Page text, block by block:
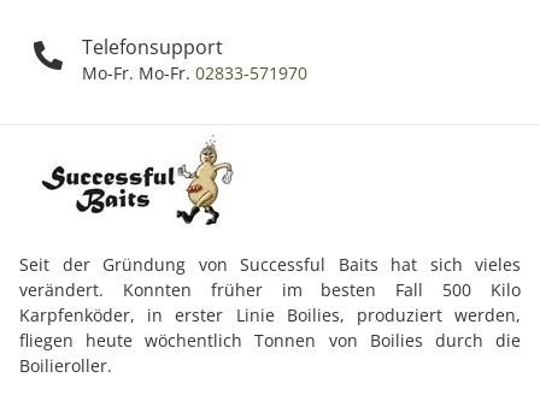
Telefonsupport
Mo-Fr. Mo-Fr. 02833-571970
Seit der Gründung von Successful Baits hat sich vieles
verändert. Konnten früher im besten Fall 500 Kilo
Karpfenköder, in erster Linie Boilies, produziert werden,
fliegen heute wöchentlich Tonnen von Boilies durch die
Boilieroller.